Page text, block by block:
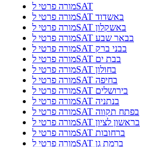
מורה פרטי לSAT
מורה פרטי לSAT באשדוד
מורה פרטי לSAT באשקלון
מורה פרטי לSAT בבאר שבע
מורה פרטי לSAT בבני ברק
מורה פרטי לSAT בבת ים
מורה פרטי לSAT בחולון
מורה פרטי לSAT בחיפה
מורה פרטי לSAT בירושלים
מורה פרטי לSAT בנתניה
מורה פרטי לSAT בפתח תקווה
מורה פרטי לSAT בראשון לציון
מורה פרטי לSAT ברחובות
מורה פרטי לSAT ברמת גן